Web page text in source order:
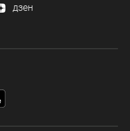
дзен